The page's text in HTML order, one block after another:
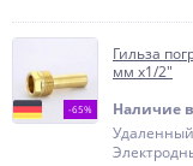
-65%
Гильза
мм х1/2"
Наличие